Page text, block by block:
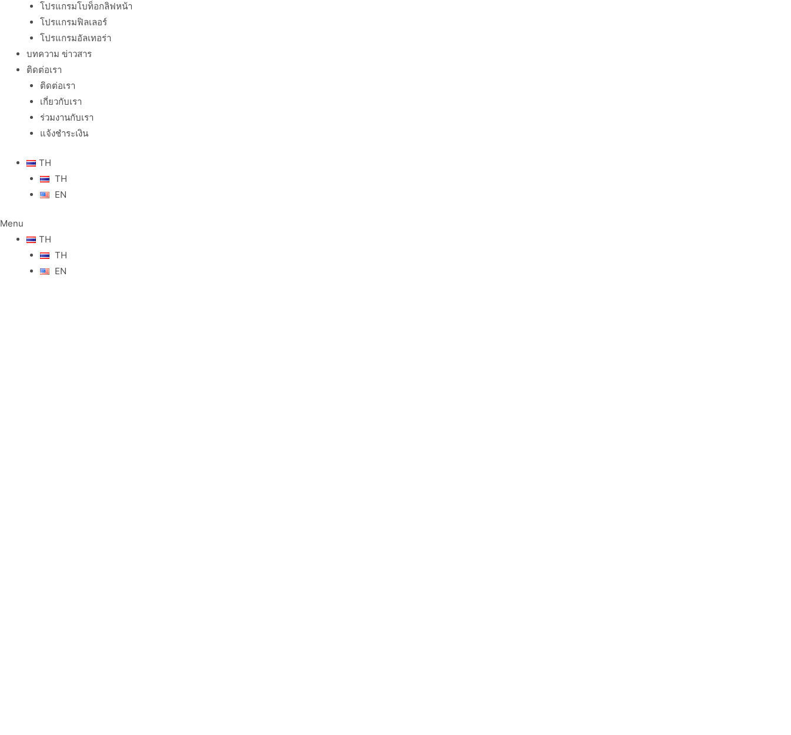
โปรแกรมโบท็อกลิฟหน้า
โปรแกรมฟิลเลอร์
โปรแกรมอัลเทอร่า
บทความ ข่าวสาร
ติดต่อเรา
ติดต่อเรา
เกี่ยวกับเรา
ร่วมงานกับเรา
แจ้งชำระเงิน
TH
TH
EN
Menu
TH
TH
EN